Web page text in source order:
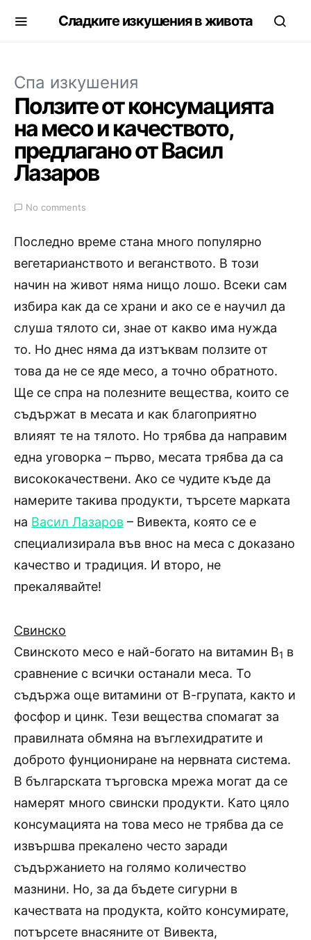
Сладките изкушения в живота
Спа изкушения
Ползите от консумацията
на месо и качеството,
предлагано от Васил
Лазаров
No comments
Последно време стана много популярно
вегетарианството и веганството. В този
начин на живот няма нищо лошо. Всеки сам
избира как да се храни и ако се е научил да
слуша тялото си, знае от какво има нужда
то. Но днес няма да изтъквам ползите от
това да не се яде месо, а точно обратното.
Ще се спра на полезните вещества, които се
съдържат в месата и как благоприятно
влияят те на тялото. Но трябва да направим
една уговорка – първо, месата трябва да са
висококачествени. Ако се чудите къде да
намерите такива продукти, търсете марката
на Васил Лазаров – Вивекта, която се е
специализирала във внос на меса с доказано
качество и традиция. И второ, не
прекалявайте!
Свинско
Свинското месо е най-богато на витамин В1 в
сравнение с всички останали меса. То
съдържа още витамини от В-групата, както и
фосфор и цинк. Тези вещества спомагат за
правилната обмяна на въглехидратите и
доброто фунциониране на нервната система.
В българската търговска мрежа могат да се
намерят много свински продукти. Като цяло
консумацията на това месо не трябва да се
извършва прекалено често заради
съдържанието на голямо количество
мазнини. Но, за да бъдете сигурни в
качествата на продукта, който консумирате,
потърсете внасяните от Вивекта,